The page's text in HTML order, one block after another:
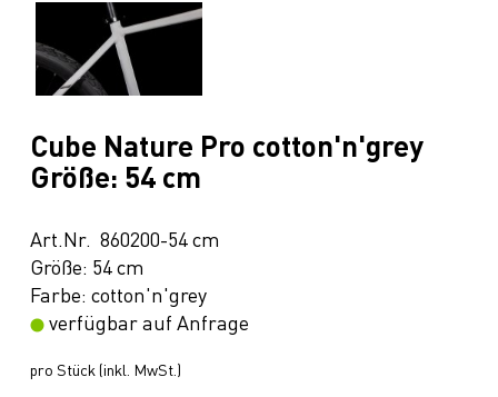
Cube Nature Pro cotton'n'grey
Größe: 54 cm
Art.Nr. 860200-54 cm
Größe: 54 cm
Farbe: cotton'n'grey
verfügbar auf Anfrage
pro Stück (inkl. MwSt.)